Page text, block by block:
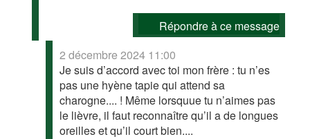
Répondre à ce message
2 décembre 2024 11:00
Je suis d’accord avec toi mon frère : tu n’es
pas une hyène tapie qui attend sa
charogne.... ! Même lorsquue tu n’aimes pas
le lièvre, il faut reconnaître qu’il a de longues
oreilles et qu’il court bien....